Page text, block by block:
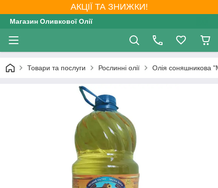
АКЦІЇ ТА ЗНИЖКИ!
Магазин Оливкової Олії
Товари та послуги Рослинні олії Олія соняшникова